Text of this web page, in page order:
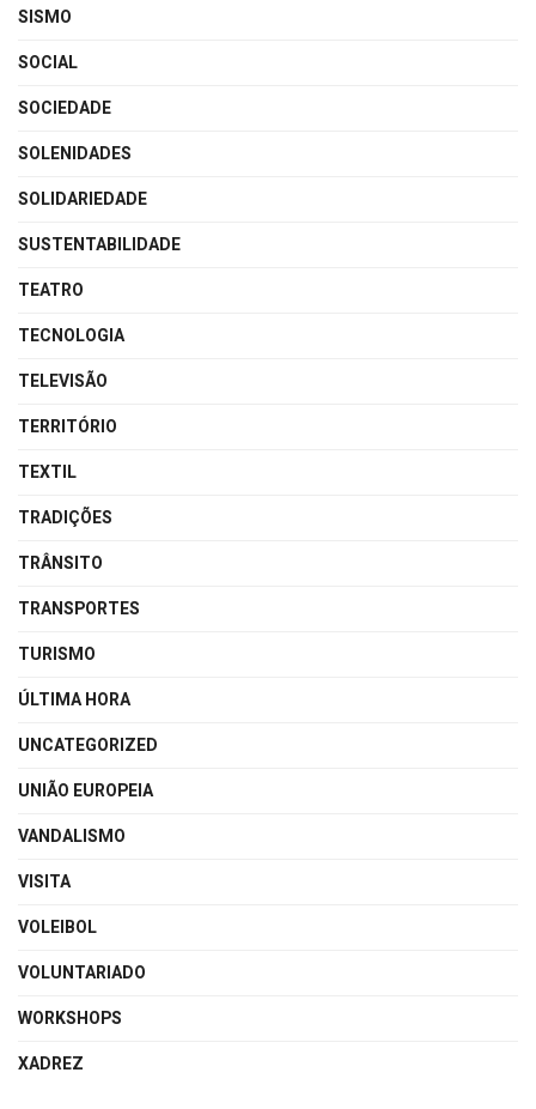
SISMO
SOCIAL
SOCIEDADE
SOLENIDADES
SOLIDARIEDADE
SUSTENTABILIDADE
TEATRO
TECNOLOGIA
TELEVISÃO
TERRITÓRIO
TEXTIL
TRADIÇÕES
TRÂNSITO
TRANSPORTES
TURISMO
ÚLTIMA HORA
UNCATEGORIZED
UNIÃO EUROPEIA
VANDALISMO
VISITA
VOLEIBOL
VOLUNTARIADO
WORKSHOPS
XADREZ